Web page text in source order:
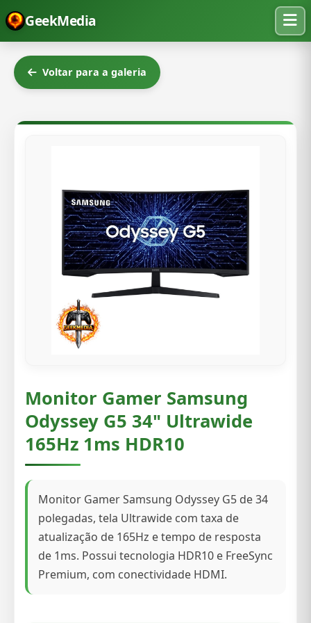
GeekMedia
Voltar para a galeria
Monitor Gamer Samsung
Odyssey G5 34" Ultrawide
165Hz 1ms HDR10
Monitor Gamer Samsung Odyssey G5 de 34
polegadas, tela Ultrawide com taxa de
atualização de 165Hz e tempo de resposta
de 1ms. Possui tecnologia HDR10 e FreeSync
Premium, com conectividade HDMI.